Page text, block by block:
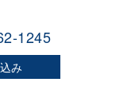
1245
み